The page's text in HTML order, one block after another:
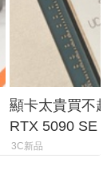
顯卡太貴買不
RTX 5090 SE
體
3C新品